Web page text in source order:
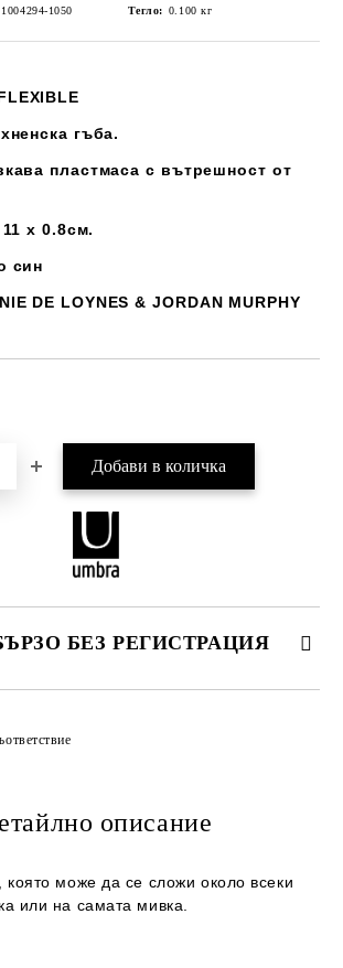
1004294-1050 Тегло: 0.100 кг
гъба.
пластмаса с вътрешност от
x 0.8см.
син
DE LOYNES & JORDAN MURPHY
БЕЗ РЕГИСТРАЦИЯ
с вас в рамките на работния ден.
описание
която може да се сложи около всеки
или на самата мивка.